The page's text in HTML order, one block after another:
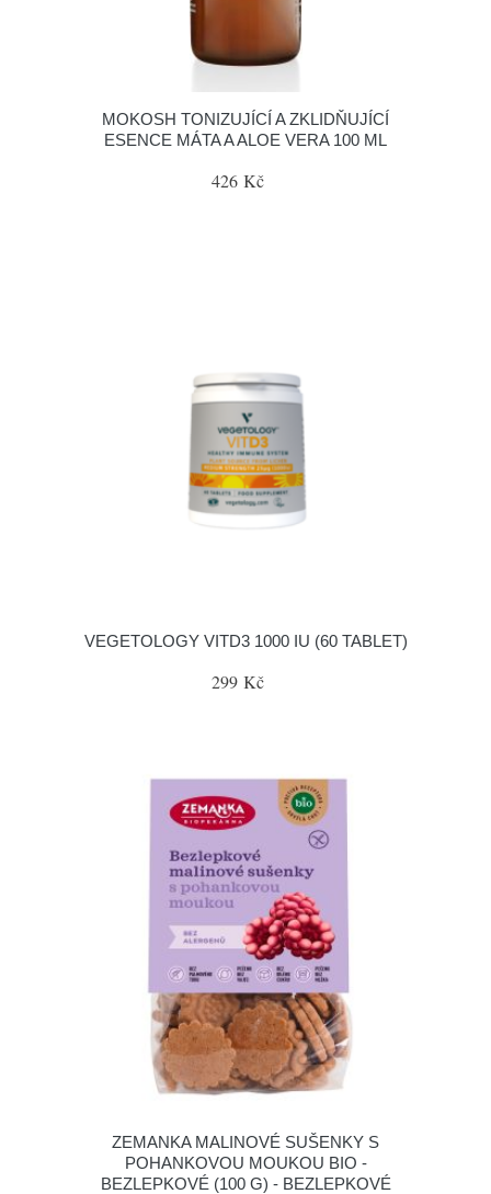
MOKOSH TONIZUJÍCÍ A ZKLIDŇUJÍCÍ
ESENCE MÁTA A ALOE VERA 100 ML
426 Kč
VEGETOLOGY VITD3 1000 IU (60 TABLET)
299 Kč
ZEMANKA MALINOVÉ SUŠENKY S
POHANKOVOU MOUKOU BIO -
BEZLEPKOVÉ (100 G) - BEZLEPKOVÉ